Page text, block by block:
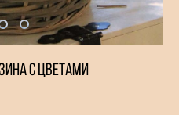
с цветами